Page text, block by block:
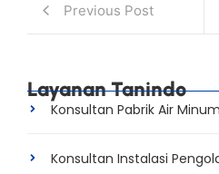
Previous Post
Layanan Tanindo
Konsultan Pabrik Air
Konsultan Instalasi